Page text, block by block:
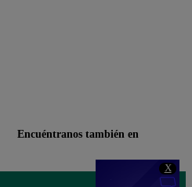
X
Encuéntranos también en